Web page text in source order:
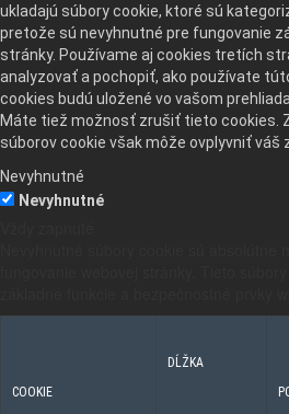
ukladajú súbory cookie, ktoré sú
pretože sú nevyhnutné pre fungovanie
stránky. Používame aj cookies tretích
analyzovať a pochopiť, ako používate
cookies budú uložené vo vašom
Máte tiež možnosť zrušiť tieto cookies.
súborov cookie však môže ovplyvniť váš
Nevyhnutné
Nevyhnutné
COOKIE
DĹŽKA